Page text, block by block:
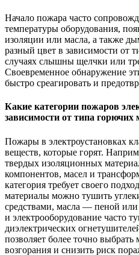
Начало пожара часто
температуры оборудования,
изоляции или масла, а также
разный цвет в зависимости от
случаях слышны щелчки или
Своевременное обнаружение
быстро среагировать и
Какие категории пожаров
зависимости от типа горючих
Пожары в электроустановках
веществ, которые горят.
твердых изоляционных
компонентов, масел и
категория требует своего
материалы можно тушить
средствами, масла — пеной
и электрооборудование часто
диэлектрических
позволяет более точно
возгорания и снизить риск